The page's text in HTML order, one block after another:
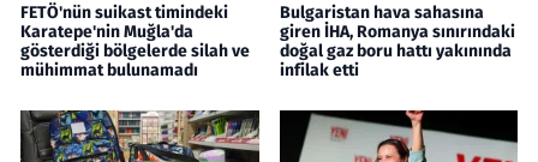
FETÖ'nün suikast timindeki
Karatepe'nin Muğla'da
gösterdiği bölgelerde silah ve
mühimmat bulunamadı
Bulgaristan hava sahasına
giren İHA, Romanya sınırındaki
doğal gaz boru hattı yakınında
infilak etti